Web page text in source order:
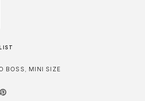
BOSS MINI SIZE